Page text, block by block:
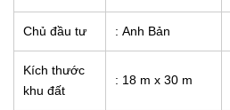
Chủ đầu tư : Anh Bản
Kích thước
khu đất
: 18 m x 30 m